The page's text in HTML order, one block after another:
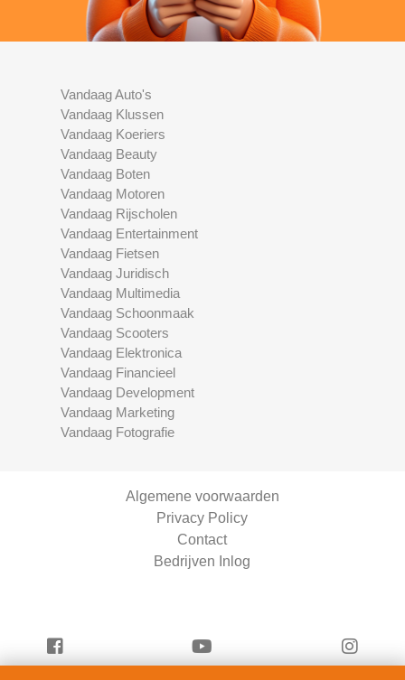
Vandaag Auto's
Vandaag Klussen
Vandaag Koeriers
Vandaag Beauty
Vandaag Boten
Vandaag Motoren
Vandaag Rijscholen
Vandaag Entertainment
Vandaag Fietsen
Vandaag Juridisch
Vandaag Multimedia
Vandaag Schoonmaak
Vandaag Scooters
Vandaag Elektronica
Vandaag Financieel
Vandaag Development
Vandaag Marketing
Vandaag Fotografie
Algemene voorwaarden
Privacy Policy
Contact
Bedrijven Inlog